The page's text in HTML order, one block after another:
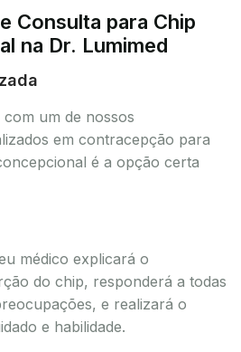
Consulta para Chip
na Dr. Lumimed
um de nossos
em contracepção para
é a opção certa
médico explicará o
do chip, responderá a todas
e realizará o
e habilidade.